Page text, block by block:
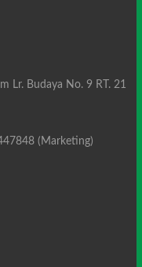
Lr. Budaya No. 9 RT. 21
(Marketing)